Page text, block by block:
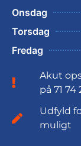
Onsdag
Torsdag
Fredag
Akut
på 71 74
Udfyld
muligt